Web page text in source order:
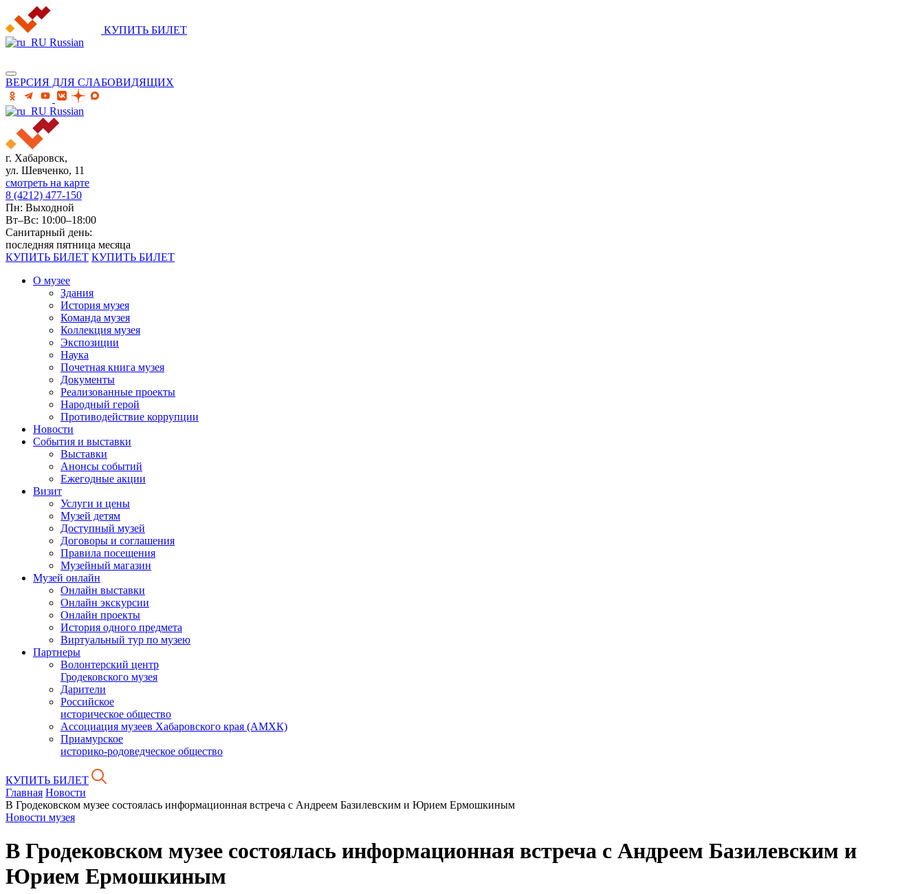
КУПИТЬ БИЛЕТ
Russian
ВЕРСИЯ ДЛЯ СЛАБОВИДЯЩИХ
Russian
г. Хабаровск,
ул. Шевченко, 11
смотреть на карте
8 (4212) 477-150
Пн: Выходной
Вт–Вс: 10:00–18:00
Санитарный день:
последняя пятница месяца
КУПИТЬ БИЛЕТ КУПИТЬ БИЛЕТ
О музее
Здания
История музея
Команда музея
Коллекция музея
Экспозиции
Наука
Почетная книга музея
Документы
Реализованные проекты
Народный герой
Противодействие коррупции
Новости
События и выставки
Выставки
Анонсы событий
Ежегодные акции
Визит
Услуги и цены
Музей детям
Доступный музей
Договоры и соглашения
Правила посещения
Музейный магазин
Музей онлайн
Онлайн выставки
Онлайн экскурсии
Онлайн проекты
История одного предмета
Виртуальный тур по музею
Партнеры
Волонтерский центр
Гродековского музея
Дарители
Российское
историческое общество
Ассоциация музеев Хабаровского края (АМХК)
Приамурское
историко-родоведческое общество
КУПИТЬ БИЛЕТ
Главная Новости
В Гродековском музее состоялась информационная встреча с Андреем Базилевским и Юрием Ермошкиным
Новости музея
В Гродековском музее состоялась информационная встреча с Андреем Базилевским и
Юрием Ермошкиным